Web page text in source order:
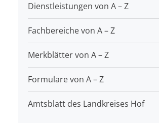
Dienstleistungen von A – Z
Fachbereiche von A – Z
Merkblätter von A – Z
Formulare von A – Z
Amtsblatt des Landkreises Hof